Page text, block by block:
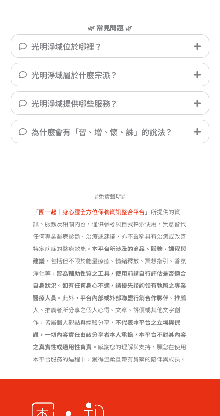
款
。
可
在
產
品
頁
面
選
🌿 常見問題 🌿
光明淨域位於哪裡？
光明淨域屬於什麼宗派？
光明淨域提供哪些服務？
為什麼會有「習、增、懷、誅」的說法？
#免責聲明#
「團一起｜身心靈全方位保養資訊整合平台 」所提供的資
訊、服務及相關內容，僅供參考與自我探索使用，無意替代
任何專業醫療診斷、治療或建議，亦不聲稱具有治癒或改善
特定病症的醫療效能。本平台所涉及的商品、服務、課程與
建議 ，包括但不限於能量療癒、情緒釋放、冥想指引、香氛
淨化等， 皆為輔助性質之工具，使用前請自行評估是否適合
自身狀況。如有任何身心不適，請優先諮詢領有執照之專業
醫療人員。 此外 ，平台內部或外部聯盟行銷合作夥伴 、推薦
人、推廣者所分享之個人心得、文章、評價或其他文字創
作，皆屬個人觀點與經驗分享，不代表本平台之立場與保
證，一切內容責任由該分享者本人承擔，本平台不對其內容
之真實性或適用性負責。 感謝您的理解與支持，願您在使用
本平台服務的過程中，獲得溫柔且帶有覺察的陪伴與成長。